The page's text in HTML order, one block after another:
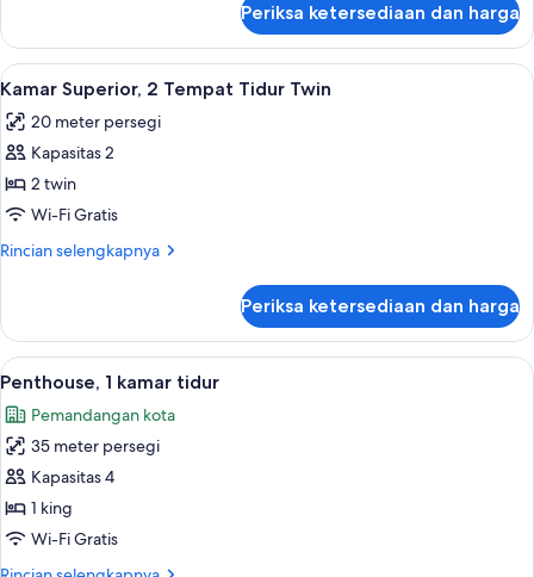
Double
Kamar
Superior,
1
Tidur
Double
Periksa ketersediaan dan harga
Lihat
semua
foto
untuk
Kamar
Superior,
2
Twin
Kamar Superior, 2 Tempat Tidur
6
Kamar Superior, 2 Tempat Tidur Twin
20 meter persegi
Kapasitas 2
2 twin
Wi-Fi Gratis
Rincian selengkapnya
Rincian
Kamar
Superior,
2
Tidur
Twin
Periksa ketersediaan dan harga
Lihat
semua
foto
untuk
Penthouse,
1
kamar
Penthouse, 1 kamar tidur |
11
Penthouse, 1 kamar tidur
Pemandangan kota
35 meter persegi
Kapasitas 4
1 king
Wi-Fi Gratis